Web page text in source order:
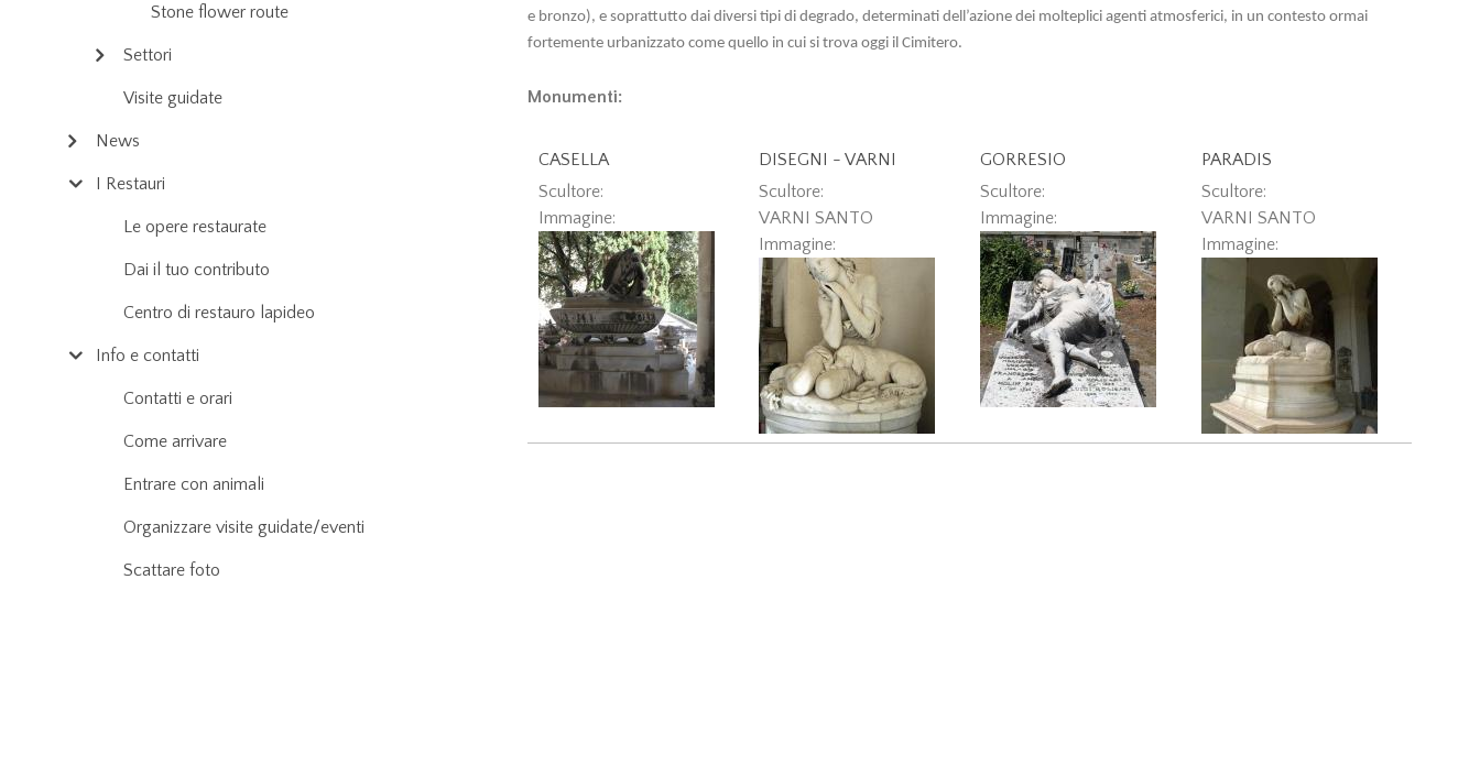
e bronzo), e soprattutto dai diversi tipi di degrado, determinati dell’azione dei molteplici agenti atmosferici, in un contesto ormai
fortemente urbanizzato come quello in cui si trova oggi il Cimitero.
Monumenti:
CASELLA
Scultore:
Immagine:
DISEGNI - VARNI
Scultore:
VARNI SANTO
Immagine:
GORRESIO
Scultore:
Immagine:
PARADIS
Scultore:
VARNI SANTO
Immagine:
Stone flower route
Settori
Visite guidate
News
I Restauri
Le opere restaurate
Dai il tuo contributo
Centro di restauro lapideo
Info e contatti
Contatti e orari
Come arrivare
Entrare con animali
Organizzare visite guidate/eventi
Scattare foto